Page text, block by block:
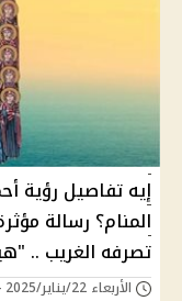
إيه تفاصيل رؤية
المنام؟ رسالة
تصرفه الغريب ..
الأربعاء 22/يناير/2025 - 07:50 م